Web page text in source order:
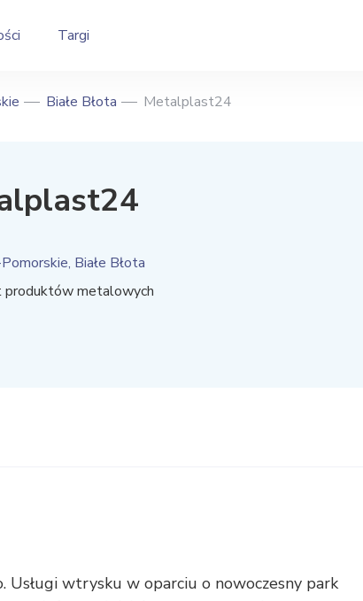
Targi
Białe Błota Metalplast24
Białe Błota
produktów metalowych
Usługi wtrysku w oparciu o nowoczesny park